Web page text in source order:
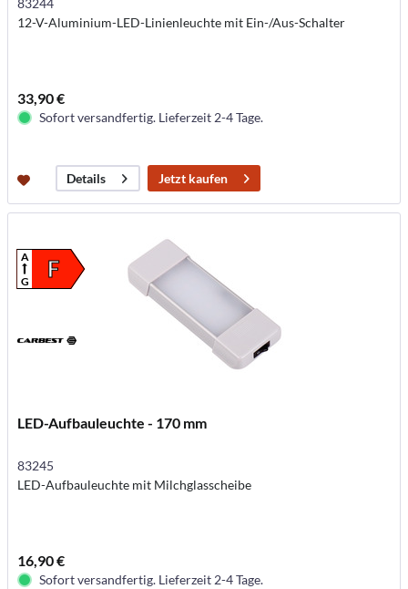
83244
12-V-Aluminium-LED-Linienleuchte mit Ein-/Aus-Schalter
33,90 €
Sofort versandfertig. Lieferzeit 2-4 Tage.
Details Jetzt kaufen
F
A
G
LED-Aufbauleuchte - 170 mm
83245
LED-Aufbauleuchte mit Milchglasscheibe
16,90 €
Sofort versandfertig. Lieferzeit 2-4 Tage.